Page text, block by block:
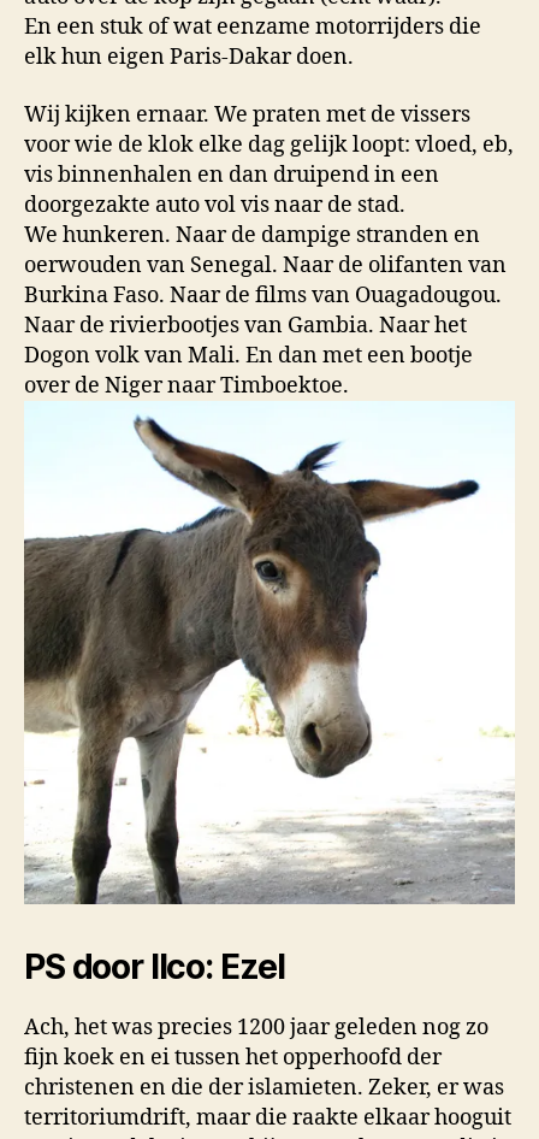
En een stuk of wat eenzame motorrijders die
elk hun eigen Paris-Dakar doen.
Wij kijken ernaar. We praten met de vissers
voor wie de klok elke dag gelijk loopt: vloed, eb,
vis binnenhalen en dan druipend in een
doorgezakte auto vol vis naar de stad.
We hunkeren. Naar de dampige stranden en
oerwouden van Senegal. Naar de olifanten van
Burkina Faso. Naar de films van Ouagadougou.
Naar de rivierbootjes van Gambia. Naar het
Dogon volk van Mali. En dan met een bootje
over de Niger naar Timboektoe.
PS door Ilco: Ezel
Ach, het was precies 1200 jaar geleden nog zo
fijn koek en ei tussen het opperhoofd der
christenen en die der islamieten. Zeker, er was
territoriumdrift, maar die raakte elkaar hooguit